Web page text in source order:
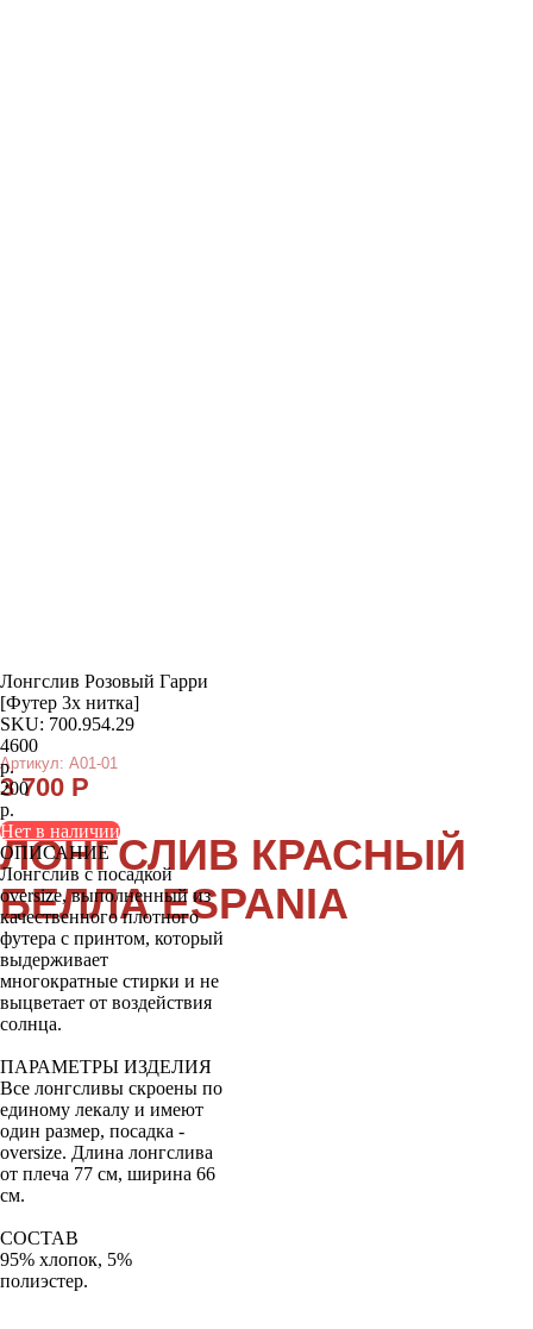
[ ОПИСАНИЕ ]
[ ПАРАМЕТРЫ ИЗДЕЛИЯ ]
[ СОСТАВ ]
95% хлопок, 5% полиэстер.
ФУТЕР 3Х НИТКА!!
Лонгслив с посадкой oversize, выполненный
из качественного плотного футера с принтом,
который выдерживает многократные стирки
и не выцветает от воздействия солнца.
Все лонгсливы скроены по единому лекалу
и имеют один размер, посадка — oversize.
Длина лонгслива от плеча 77 см, ширина 66 см.
Лонгслив Розовый Гарри
[Футер 3х нитка]
SKU: 700.954.29
4600
р.
200
р.
Нет в наличии
ОПИСАНИЕ
Лонгслив с посадкой
oversize, выполненный из
качественного плотного
футера с принтом, который
выдерживает
многократные стирки и не
выцветает от воздействия
солнца.
ПАРАМЕТРЫ ИЗДЕЛИЯ
Все лонгсливы скроены по
единому лекалу и имеют
один размер, посадка -
oversize. Длина лонгслива
от плеча 77 см, ширина 66
см.
СОСТАВ
95% хлопок, 5%
полиэстер.